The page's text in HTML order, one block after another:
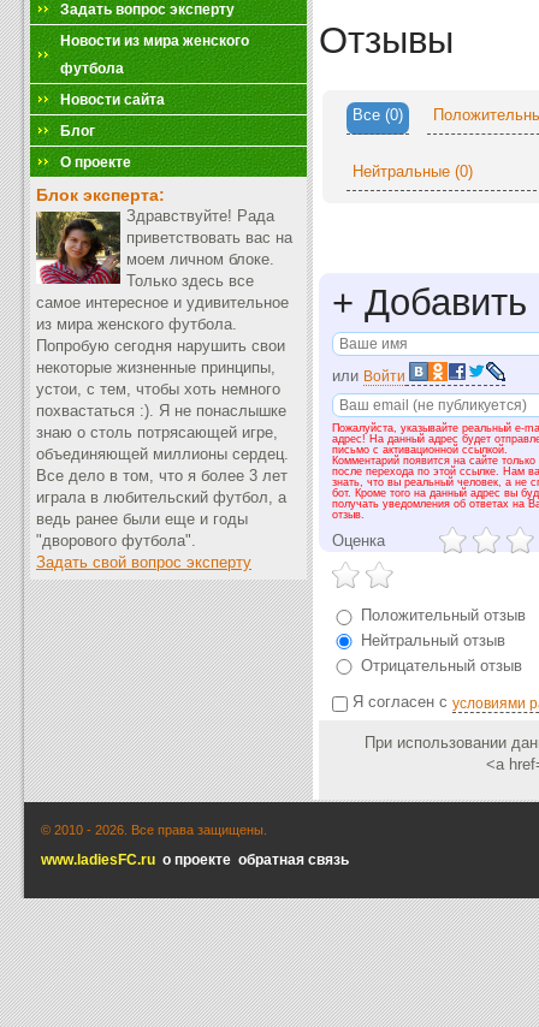
Задать вопрос эксперту
Новости из мира женского
футбола
Новости сайта
Блог
О проекте
Блок эксперта:
Здравствуйте! Рада
приветствовать вас на
моем личном блоке.
Только здесь все
самое интересное и удивительное
из мира женского футбола.
Попробую сегодня нарушить свои
некоторые жизненные принципы,
устои, с тем, чтобы хоть немного
похвастаться :). Я не понаслышке
знаю о столь потрясающей игре,
объединяющей миллионы сердец.
Все дело в том, что я более 3 лет
играла в любительский футбол, а
ведь ранее были еще и годы
"дворового футбола".
Задать свой вопрос эксперту
Отзывы
Все (0)
Нейтральные(0)
+ Добавить
или Войти
Пожалуйста, указывайте реальный e-
адрес! На данный адрес будет
письмо с активационной ссылкой.
Комментарий появится на сайте только
после перехода по этой ссылке. Нам
знать, что вы реальный человек, а не
бот. Кроме того на данный адрес вы
получать уведомления об ответах на
отзыв.
Оценка
Положительный отзыв
Нейтральный отзыв
Отрицательный отзыв
Я согласен с условиями
При использовании
<a
© 2010 - 2026. Все права защищены.
www.ladiesFC.ru о проекте обратная связь